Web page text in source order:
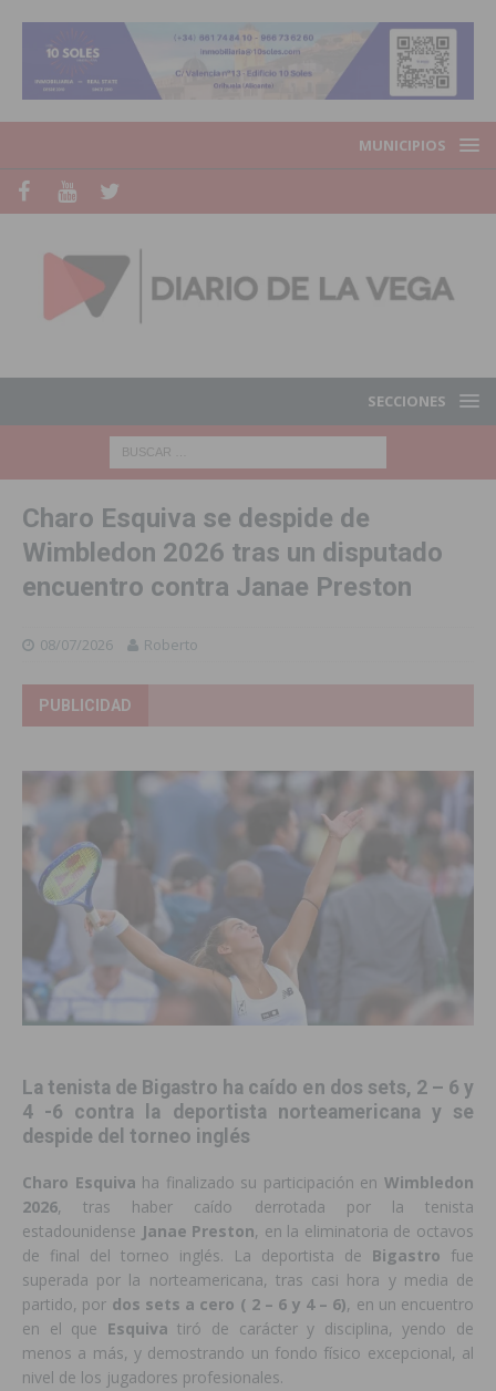
MUNICIPIOS
SECCIONES
Charo Esquiva se despide de
Wimbledon 2026 tras un disputado
encuentro contra Janae Preston
08/07/2026 Roberto
PUBLICIDAD
La tenista de Bigastro ha caído en dos sets, 2 – 6 y
4 -6 contra la deportista norteamericana y se
despide del torneo inglés
Charo Esquiva ha finalizado su participación enWimbledon
2026, tras haber caído derrotada por la tenista
estadounidense Janae Preston, en la eliminatoria de octavos
de final del torneo inglés. La deportista de Bigastro fue
superada por la norteamericana, tras casi hora y media de
partido, por dos sets a cero ( 2 – 6 y 4 – 6), en un encuentro
en el que Esquiva tiró de carácter y disciplina, yendo de
menos a más, y demostrando un fondo físico excepcional, al
nivel de los jugadores profesionales.